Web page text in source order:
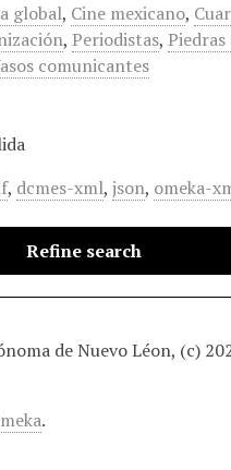
global, Cine mexicano,
, Periodistas, Piedras
comunicantes
, dcmes-xml, json, omeka-
Refine search
de Nuevo Léon, (c)
.